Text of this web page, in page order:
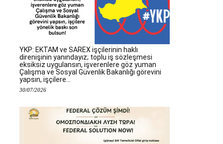
YKP: EKTAM ve SAREX işçilerinin haklı
direnişinin yanındayız; toplu iş sözleşmesi
eksiksiz uygulansın, işverenlere göz yuman
Çalışma ve Sosyal Güvenlik Bakanlığı görevini
yapsın, işçilere...
30/07/2026